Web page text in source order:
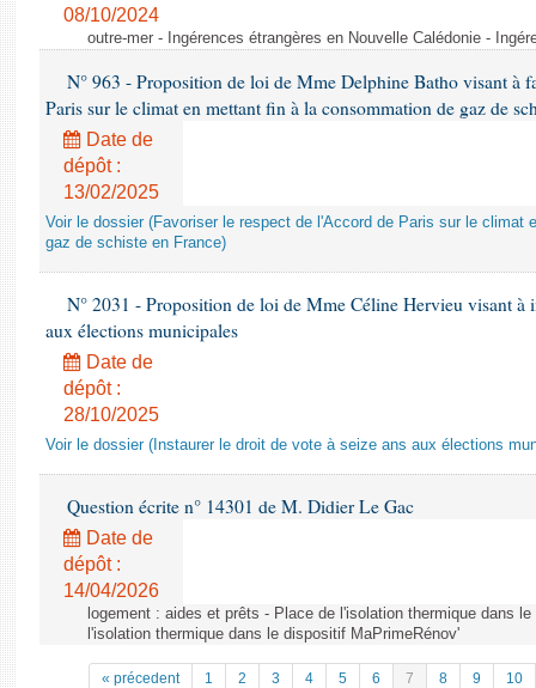
08/10/2024
outre-mer - Ingérences étrangères en Nouvelle Calédonie -
N° 963 - Proposition de loi de Mme Delphine Batho visant à
Paris sur le climat en mettant fin à la consommation de gaz de
Date de
dépôt :
13/02/2025
Voir le dossier (Favoriser le respect de l'Accord de Paris sur le climat
gaz de schiste en France)
N° 2031 - Proposition de loi de Mme Céline Hervieu visant à
aux élections municipales
Date de
dépôt :
28/10/2025
Voir le dossier (Instaurer le droit de vote à seize ans aux élections
Question écrite n° 14301 de M. Didier Le Gac
Date de
dépôt :
14/04/2026
logement : aides et prêts - Place de l'isolation thermique dans
l'isolation thermique dans le dispositif MaPrimeRénov'
« précedent 1 2 3 4 5 6 7 8 9 10